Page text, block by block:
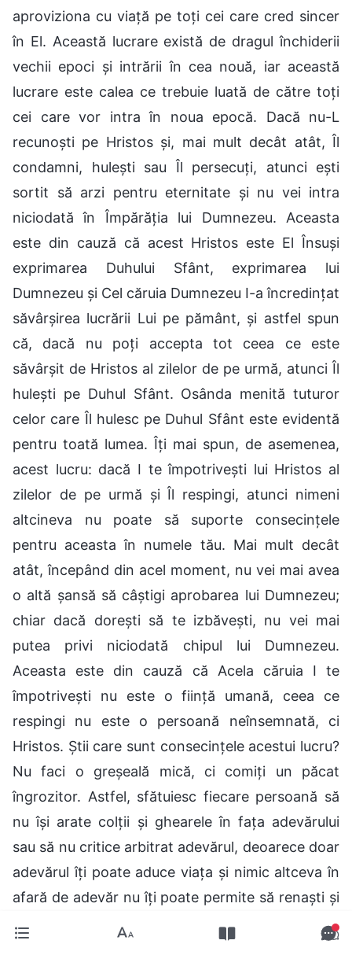
aproviziona cu viață pe toți cei care cred sincer
în El. Această lucrare există de dragul închiderii
vechii epoci și intrării în cea nouă, iar această
lucrare este calea ce trebuie luată de către toți
cei care vor intra în noua epocă. Dacă nu-L
recunoști pe Hristos și, mai mult decât atât, Îl
condamni, hulești sau Îl persecuți, atunci ești
sortit să arzi pentru eternitate și nu vei intra
niciodată în Împărăția lui Dumnezeu. Aceasta
este din cauză că acest Hristos este El Însuși
exprimarea Duhului Sfânt, exprimarea lui
Dumnezeu și Cel căruia Dumnezeu I-a încredințat
săvârșirea lucrării Lui pe pământ, și astfel spun
că, dacă nu poți accepta tot ceea ce este
săvârșit de Hristos al zilelor de pe urmă, atunci Îl
hulești pe Duhul Sfânt. Osânda menită tuturor
celor care Îl hulesc pe Duhul Sfânt este evidentă
pentru toată lumea. Îți mai spun, de asemenea,
acest lucru: dacă I te împotrivești lui Hristos al
zilelor de pe urmă și Îl respingi, atunci nimeni
altcineva nu poate să suporte consecințele
pentru aceasta în numele tău. Mai mult decât
atât, începând din acel moment, nu vei mai avea
o altă șansă să câștigi aprobarea lui Dumnezeu;
chiar dacă dorești să te izbăvești, nu vei mai
putea privi niciodată chipul lui Dumnezeu.
Aceasta este din cauză că Acela căruia I te
împotrivești nu este o ființă umană, ceea ce
respingi nu este o persoană neînsemnată, ci
Hristos. Știi care sunt consecințele acestui lucru?
Nu faci o greșeală mică, ci comiți un păcat
îngrozitor. Astfel, sfătuiesc fiecare persoană să
nu își arate colții și ghearele în fața adevărului
sau să nu critice arbitrat adevărul, deoarece doar
adevărul îți poate aduce viața și nimic altceva în
afară de adevăr nu îți poate permite să renaști și